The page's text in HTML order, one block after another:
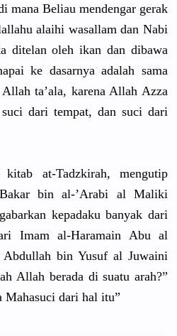
mana Beliau mendengar gerak
u alaihi wasallam dan Nabi
ditelan oleh ikan dan dibawa
ke dasarnya adalah sama
ta’ala, karena Allah Azza
dari tempat, dan suci dari
at-Tadzkirah, mengutip
bin al-’Arabi al Maliki
n kepadaku banyak dari
Imam al-Haramain Abu al
bin Yusuf al Juwaini
Allah berada di suatu arah?”
Mahasuci dari hal itu”